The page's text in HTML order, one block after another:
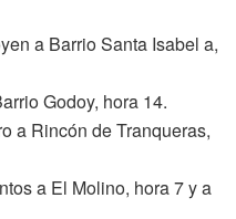
a Barrio Santa Isabel a,
Godoy, hora 14.
a Rincón de Tranqueras,
a El Molino, hora 7 y a